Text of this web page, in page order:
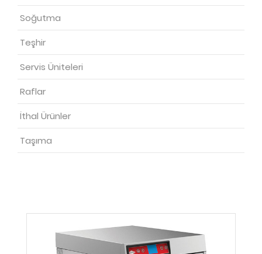
Soğutma
Teşhir
Servis Üniteleri
Raflar
İthal Ürünler
Taşıma